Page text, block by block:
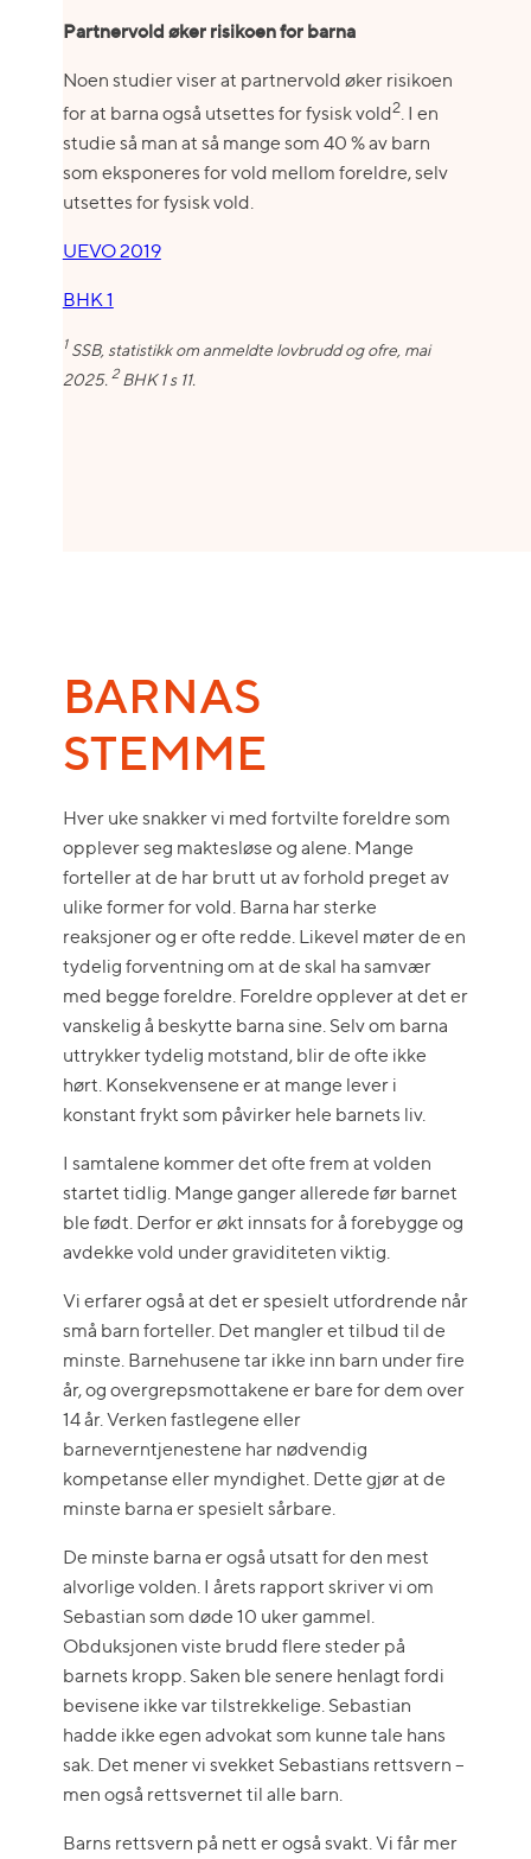
Partnervold øker risikoen for barna
Noen studier viser at partnervold øker risikoen
for at barna også utsettes for fysisk vold2. I en
studie så man at så mange som 40 % av barn
som eksponeres for vold mellom foreldre, selv
utsettes for fysisk vold.
UEVO 2019
BHK 1
1SSB, statistikk om anmeldte lovbrudd og ofre, mai
2025. 2BHK 1 s 11.
BARNAS
STEMME
Hver uke snakker vi med fortvilte foreldre som
opplever seg maktesløse og alene. Mange
forteller at de har brutt ut av forhold preget av
ulike former for vold. Barna har sterke
reaksjoner og er ofte redde. Likevel møter de en
tydelig forventning om at de skal ha samvær
med begge foreldre. Foreldre opplever at det er
vanskelig å beskytte barna sine. Selv om barna
uttrykker tydelig motstand, blir de ofte ikke
hørt. Konsekvensene er at mange lever i
konstant frykt som påvirker hele barnets liv.
I samtalene kommer det ofte frem at volden
startet tidlig. Mange ganger allerede før barnet
ble født. Derfor er økt innsats for å forebygge og
avdekke vold under graviditeten viktig.
Vi erfarer også at det er spesielt utfordrende når
små barn forteller. Det mangler et tilbud til de
minste. Barnehusene tar ikke inn barn under fire
år, og overgrepsmottakene er bare for dem over
14 år. Verken fastlegene eller
barneverntjenestene har nødvendig
kompetanse eller myndighet. Dette gjør at de
minste barna er spesielt sårbare.
De minste barna er også utsatt for den mest
alvorlige volden. I årets rapport skriver vi om
Sebastian som døde 10 uker gammel.
Obduksjonen viste brudd flere steder på
barnets kropp. Saken ble senere henlagt fordi
bevisene ikke var tilstrekkelige. Sebastian
hadde ikke egen advokat som kunne tale hans
sak. Det mener vi svekket Sebastians rettsvern –
men også rettsvernet til alle barn.
Barns rettsvern på nett er også svakt. Vi får mer